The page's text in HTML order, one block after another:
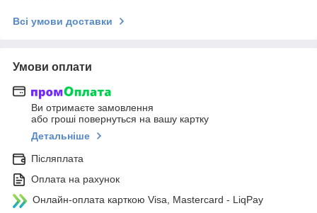
Всі умови доставки
Умови оплати
Ви отримаєте замовлення
або гроші повернуться на вашу картку
Детальніше
Післяплата
Оплата на рахунок
Онлайн-оплата карткою Visa, Mastercard - LiqPay